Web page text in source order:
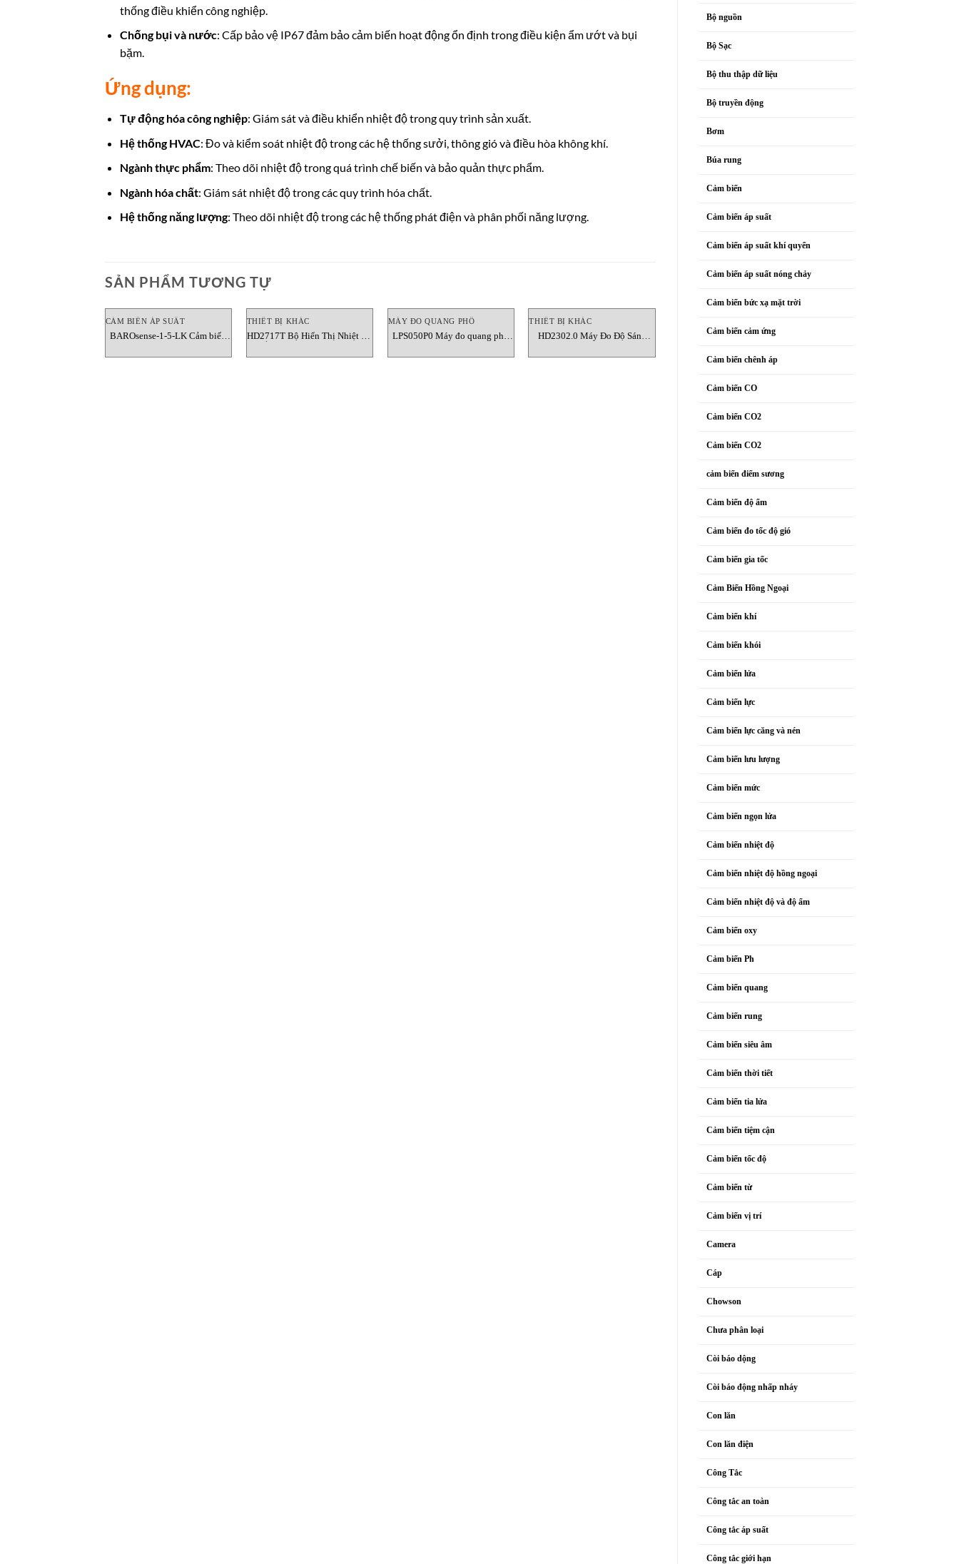
Bộ nguồn
Bộ Sạc
Bộ thu thập dữ liệu
Bộ truyền động
Bơm
Búa rung
Cảm biến
Cảm biến áp suất
Cảm biến áp suất khí quyển
Cảm biến áp suất nóng chảy
Cảm biến bức xạ mặt trời
Cảm biến cảm ứng
Cảm biến chênh áp
Cảm biến CO
Cảm biến CO2
Cảm biến CO2
cảm biến điểm sương
Cảm biến độ ẩm
Cảm biến đo tốc độ gió
Cảm biến gia tốc
Cảm Biến Hồng Ngoại
Cảm biến khí
Cảm biến khói
Cảm biến lửa
Cảm biến lực
Cảm biến lực căng và nén
Cảm biến lưu lượng
Cảm biến mức
Cảm biến ngọn lửa
Cảm biến nhiệt độ
Cảm biến nhiệt độ hồng ngoại
Cảm biến nhiệt độ và độ ẩm
Cảm biến oxy
Cảm biến Ph
Cảm biến quang
Cảm biến rung
Cảm biến siêu âm
Cảm biến thời tiết
Cảm biến tia lửa
Cảm biến tiệm cận
Cảm biến tốc độ
Cảm biến từ
Cảm biến vị trí
Camera
Cáp
Chowson
Chưa phân loại
Còi báo dộng
Còi báo động nhấp nháy
Con lăn
Con lăn điện
Công Tắc
Công tắc an toàn
Công tắc áp suất
Công tắc giới hạn
thống điều khiển công nghiệp.
Chống bụi và nước: Cấp bảo vệ IP67 đảm bảo cảm biến hoạt động ổn định trong điều kiện ẩm ướt và bụi
bặm.
Ứng dụng:
Tự động hóa công nghiệp: Giám sát và điều khiển nhiệt độ trong quy trình sản xuất.
Hệ thống HVAC: Đo và kiểm soát nhiệt độ trong các hệ thống sưởi, thông gió và điều hòa không khí.
Ngành thực phẩm: Theo dõi nhiệt độ trong quá trình chế biến và bảo quản thực phẩm.
Ngành hóa chất: Giám sát nhiệt độ trong các quy trình hóa chất.
Hệ thống năng lượng: Theo dõi nhiệt độ trong các hệ thống phát điện và phân phối năng lượng.
SẢN PHẨM TƯƠNG TỰ
CẢM BIẾN ÁP SUẤT
BAROsense-1-5-LK Cảm biến
THIẾT BỊ KHÁC
HD2717T Bộ Hiển Thị Nhiệt Độ
Việt Nam
MÁY ĐO QUANG PHỔ
LPS050P0 Máy đo quang phổ
THIẾT BỊ KHÁC
HD2302.0 Máy Đo Độ Sáng
Việt Nam
LPS03M0T Cảm biến nhiệt độ